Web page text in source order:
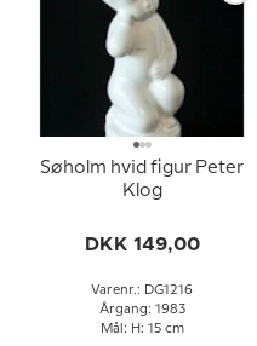
Søholm hvid figur Peter
Klog
DKK 149,00
Varenr.: DG1216
Årgang: 1983
Mål: H: 15 cm